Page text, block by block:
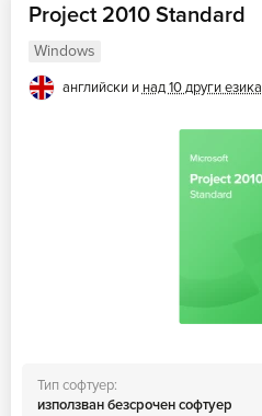
Project 2010 Standard
Windows
английски и над 10 други езика
Тип софтуер:
използван безсрочен софтуер